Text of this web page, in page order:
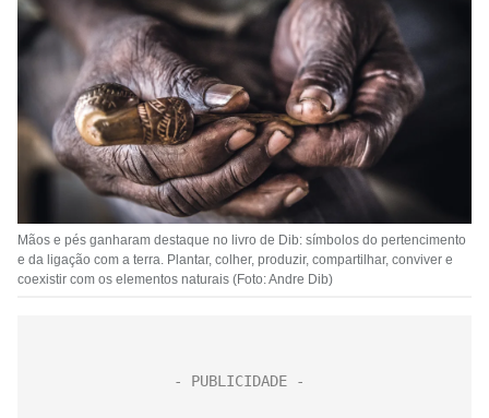
Mãos e pés ganharam destaque no livro de Dib: símbolos do pertencimento
e da ligação com a terra. Plantar, colher, produzir, compartilhar, conviver e
coexistir com os elementos naturais (Foto: Andre Dib)